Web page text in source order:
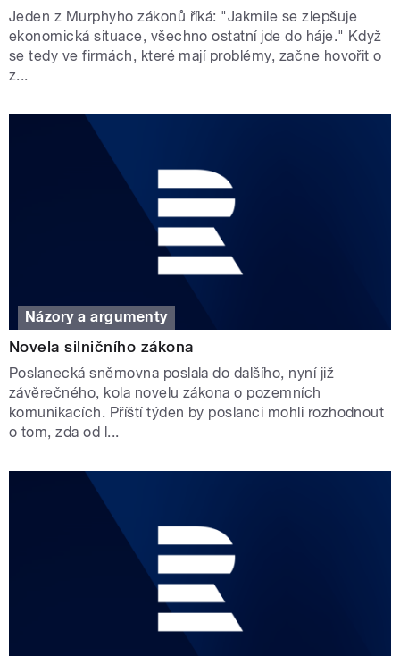
Jeden z Murphyho zákonů říká: "Jakmile se zlepšuje
ekonomická situace, všechno ostatní jde do háje." Když
se tedy ve firmách, které mají problémy, začne hovořit o
z...
Názory a argumenty
Novela silničního zákona
Poslanecká sněmovna poslala do dalšího, nyní již
závěrečného, kola novelu zákona o pozemních
komunikacích. Příští týden by poslanci mohli rozhodnout
o tom, zda od l...